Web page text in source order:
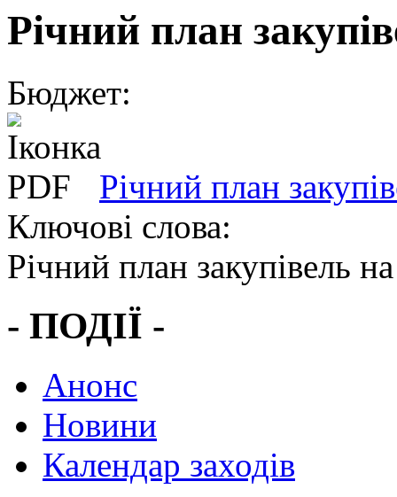
Річний план
Бюджет:
Річний план
Ключові слова:
Річний план закупівель
- ПОДІЇ -
Анонс
Новини
Календар заходів